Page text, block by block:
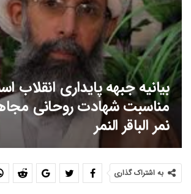
بیانیه جبهه پایداری انقلاب
مناسبت شهادت روحانی
نمر الباقر النمر
به اشتراک گذاری